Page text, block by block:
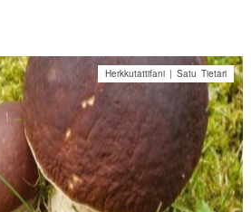
Herkkutattifani | Satu Tietari